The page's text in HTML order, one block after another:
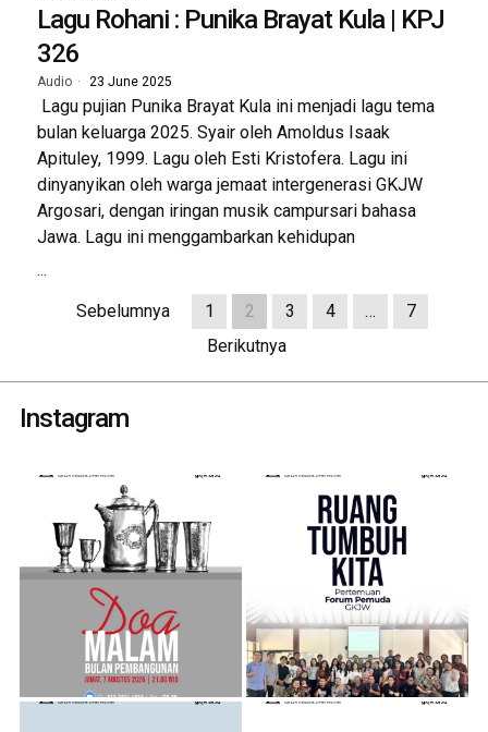
Lagu Rohani : Punika Brayat Kula | KPJ
326
Audio 23 June 2025
Lagu pujian Punika Brayat Kula ini menjadi lagu tema
bulan keluarga 2025. Syair oleh Amoldus Isaak
Apituley, 1999. Lagu oleh Esti Kristofera. Lagu ini
dinyanyikan oleh warga jemaat intergenerasi GKJW
Argosari, dengan iringan musik campursari bahasa
Jawa. Lagu ini menggambarkan kehidupan
...
Sebelumnya
1 2 3 4 …
7
Berikutnya
Instagram